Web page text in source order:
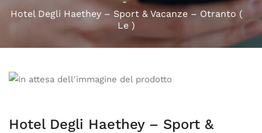
Hotel Degli Haethey – Sport & Vacanze – Otranto (
Le )
Hotel Degli Haethey – Sport &